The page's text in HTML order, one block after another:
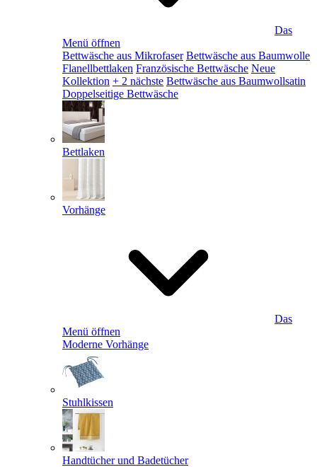
Das
Menü öffnen
Bettwäsche aus Mikrofaser Bettwäsche aus Baumwolle
Flanellbettlaken Französische Bettwäsche Neue
Kollektion + 2 nächste Bettwäsche aus Baumwollsatin
Doppelseitige Bettwäsche
Bettlaken
Vorhänge
Das
Menü öffnen
Moderne Vorhänge
Stuhlkissen
Handtücher und Badetücher